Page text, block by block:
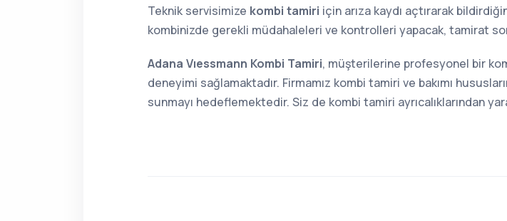
Teknik servisimize kombi tamiri için arıza kaydı açtırarak
kombinizde gerekli müdahaleleri ve kontrolleri yapacak, tamirat
Adana Vıessmann Kombi Tamiri, müşterilerine profesyonel bir
deneyimi sağlamaktadır. Firmamız kombi tamiri ve bakımı
sunmayı hedeflemektedir. Siz de kombi tamiri ayrıcalıklarından